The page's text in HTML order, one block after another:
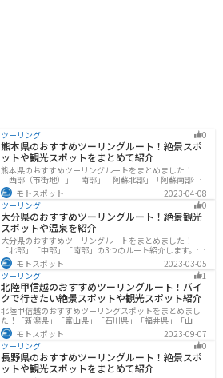
ツーリング 0
熊本県のおすすめツーリングルート！絶景スポ
ットや観光スポットをまとめて紹介
熊本県のおすすめツーリングルートをまとめました！
「西部（市街地）」「南部」「阿蘇北部」「阿蘇南部」
の4つのルート紹介します。阿蘇山や天草諸島をはじめと
した豊かな自然や、熊本城や水前寺成趣園など歴史ある
観光スポットが多数あり、様々な楽しみ方ができます。
バイクで熊本県にツーリングに行く際は参考にしてくだ
さい。
モトスポット
2023-04-08
ツーリング
0
大分県のおすすめツーリングルート！絶景観光
スポットや温泉を紹介
大分県のおすすめツーリングルートをまとめました！
「北部」「中部」「南部」の3つのルート紹介します。阿
蘇の雄大な自然を満喫できるスポットや温泉を満喫する
ツーリングができます。バイクで大分県にツーリングに
行く際は参考にしてください。
モトスポット
2023-03-05
ツーリング
1
北陸甲信越のおすすめツーリングルート！バイ
クで行きたい絶景スポットや観光スポット紹介
北陸甲信越のおすすめツーリングスポットをまとめまし
た！「新潟県」「富山県」「石川県」「福井県」「山梨
県」「長野県」の各県の観光地紹介します。自然豊かな
山々や湖、温泉地が点在し、四季折々の景色を楽しめる
スポットが多数あります。バイクで北陸甲信越にツーリ
ングに行く際は参考にしてください。
モトスポット
2023-09-07
ツーリング
0
長野県のおすすめツーリングルート！絶景スポ
ットや観光スポットをまとめて紹介